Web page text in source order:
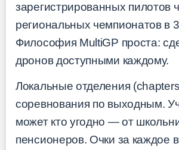
зарегистрированных пилотов
региональных чемпионатов в
Философия MultiGP проста:
дронов доступными каждому.
Локальные отделения
соревнования по выходным.
может кто угодно — от
пенсионеров. Очки за каждое